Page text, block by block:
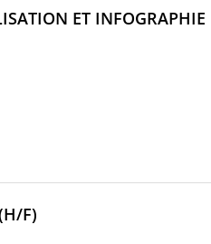
ET INFOGRAPHIE
F)